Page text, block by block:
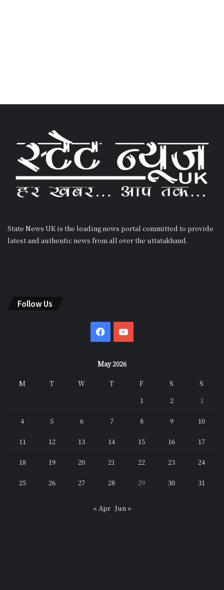
State News UK is the leading news portal committed to provide
latest and authentic news from all over the uttatakhand.
Follow Us
Facebook
May 2026
M T W T F S
S
1
2 3
4 5 6 7 8 9 10
11 12 13 14 15 16 17
18 19 20 21 22 23 24
25 26 27 28 29 30 31
« Apr Jun »